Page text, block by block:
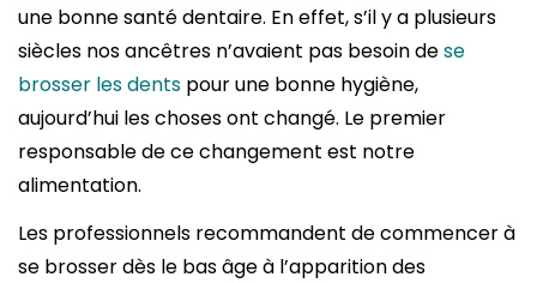
une bonne santé dentaire. En effet, s’il y a plusieurs
siècles nos ancêtres n’avaient pas besoin dese
brosser les dents pour une bonne hygiène,
aujourd’hui les choses ont changé. Le premier
responsable de ce changement est notre
alimentation.
Les professionnels recommandent de commencer à
se brosser dès le bas âge à l’apparition des